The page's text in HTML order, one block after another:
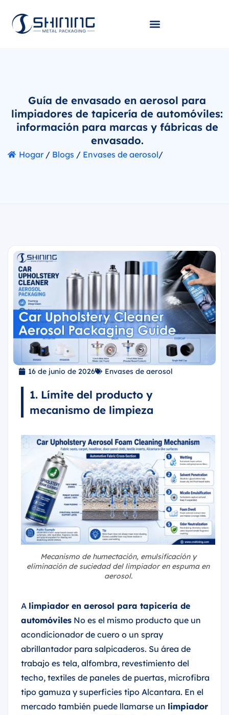
Guía de envasado en aerosol para
limpiadores de tapicería de automóviles:
información para marcas y fábricas de
envasado.
Hogar/ Blogs / Envases de aerosol/
16 de junio de 2026 Envases de aerosol
1. Límite del producto y
mecanismo de limpieza
Mecanismo de humectación, emulsificación y
eliminación de suciedad del limpiador en espuma en
aerosol.
A limpiador en aerosol para tapicería de
automóviles No es el mismo producto que un
acondicionador de cuero o un spray
abrillantador para salpicaderos. Su área de
trabajo es tela, alfombra, revestimiento del
techo, textiles de paneles de puertas, microfibra
tipo gamuza y superficies tipo Alcantara. En el
mercado también puede llamarse un limpiador